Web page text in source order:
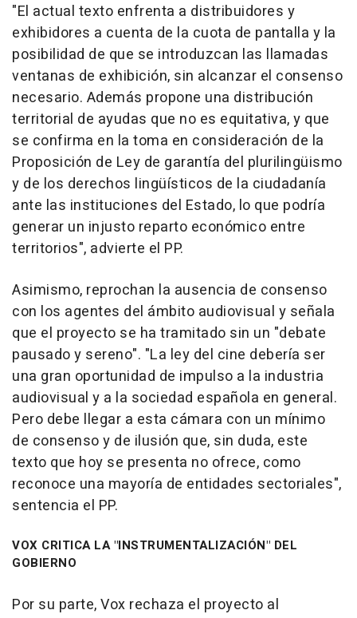
"El actual texto enfrenta a distribuidores y
exhibidores a cuenta de la cuota de pantalla y la
posibilidad de que se introduzcan las llamadas
ventanas de exhibición, sin alcanzar el consenso
necesario. Además propone una distribución
territorial de ayudas que no es equitativa, y que
se confirma en la toma en consideración de la
Proposición de Ley de garantía del plurilingüismo
y de los derechos lingüísticos de la ciudadanía
ante las instituciones del Estado, lo que podría
generar un injusto reparto económico entre
territorios", advierte el PP.
Asimismo, reprochan la ausencia de consenso
con los agentes del ámbito audiovisual y señala
que el proyecto se ha tramitado sin un "debate
pausado y sereno". "La ley del cine debería ser
una gran oportunidad de impulso a la industria
audiovisual y a la sociedad española en general.
Pero debe llegar a esta cámara con un mínimo
de consenso y de ilusión que, sin duda, este
texto que hoy se presenta no ofrece, como
reconoce una mayoría de entidades sectoriales",
sentencia el PP.
VOX CRITICA LA "INSTRUMENTALIZACIÓN" DEL
GOBIERNO
Por su parte, Vox rechaza el proyecto al